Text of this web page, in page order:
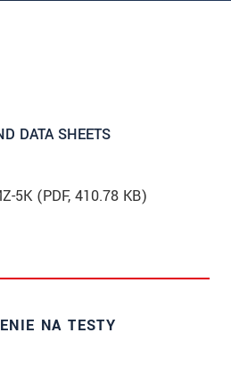
DATA SHEETS
5K (PDF, 410.78 KB)
NA TESTY